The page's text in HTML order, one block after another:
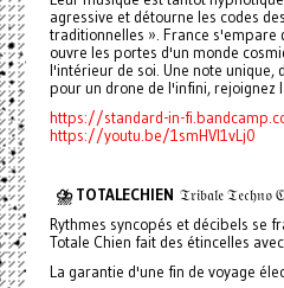
agressive et détourne les codes
traditionnelles ». France s'empare
ouvre les portes d'un monde
l'intérieur de soi. Une note unique,
pour un drone de l'infini, rejoignez
https://standard-in-
https://youtu.be/1smHVI1vLj0
⛈️ TOTALECHIEN 𝔗𝔯𝔦𝔟𝔞𝔩𝔢 𝔗𝔢𝔠𝔥𝔫𝔬
Rythmes syncopés et décibels se
Totale Chien fait des étincelles
La garantie d'une fin de voyage